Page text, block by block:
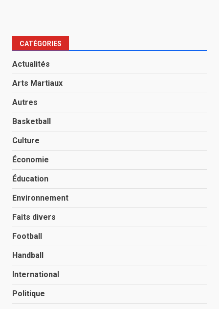
CATÉGORIES
Actualités
Arts Martiaux
Autres
Basketball
Culture
Économie
Éducation
Environnement
Faits divers
Football
Handball
International
Politique